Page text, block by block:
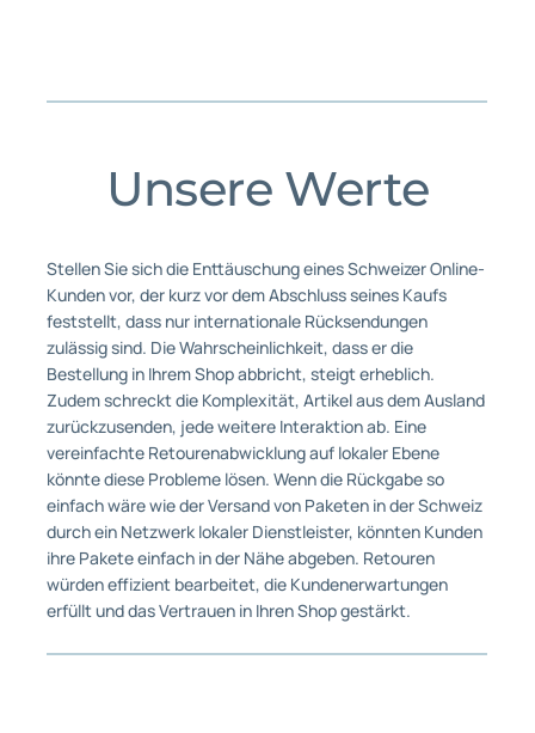
Unsere Werte
Stellen Sie sich die Enttäuschung eines Schweizer Online-
Kunden vor, der kurz vor dem Abschluss seines Kaufs
feststellt, dass nur internationale Rücksendungen
zulässig sind. Die Wahrscheinlichkeit, dass er die
Bestellung in Ihrem Shop abbricht, steigt erheblich.
Zudem schreckt die Komplexität, Artikel aus dem Ausland
zurückzusenden, jede weitere Interaktion ab. Eine
vereinfachte Retourenabwicklung auf lokaler Ebene
könnte diese Probleme lösen. Wenn die Rückgabe so
einfach wäre wie der Versand von Paketen in der Schweiz
durch ein Netzwerk lokaler Dienstleister, könnten Kunden
ihre Pakete einfach in der Nähe abgeben. Retouren
würden effizient bearbeitet, die Kundenerwartungen
erfüllt und das Vertrauen in Ihren Shop gestärkt.